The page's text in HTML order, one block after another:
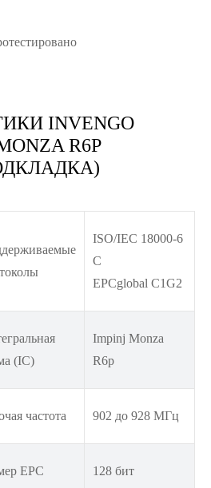
INVENGO
R6P
ISO/IEC 18000-6
C
EPCglobal C1G2
(IC)
Impinj Monza
R6p
частота 902 до 928 МГц
EPC 128 бит